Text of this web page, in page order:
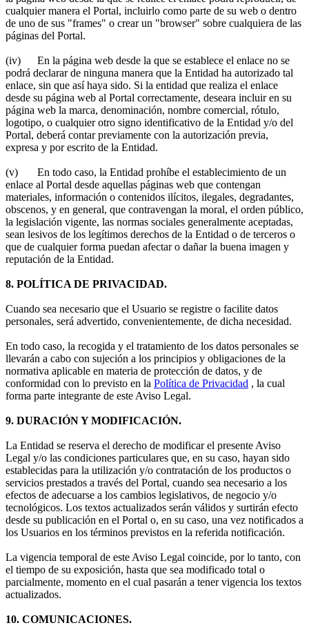
cualquier manera el Portal, incluirlo como parte de su web o dentro
de uno de sus "frames" o crear un "browser" sobre cualquiera de las
páginas del Portal.
(iv) En la página web desde la que se establece el enlace no se
podrá declarar de ninguna manera que la Entidad ha autorizado tal
enlace, sin que así haya sido. Si la entidad que realiza el enlace
desde su página web al Portal correctamente, deseara incluir en su
página web la marca, denominación, nombre comercial, rótulo,
logotipo, o cualquier otro signo identificativo de la Entidad y/o del
Portal, deberá contar previamente con la autorización previa,
expresa y por escrito de la Entidad.
(v) En todo caso, la Entidad prohíbe el establecimiento de un
enlace al Portal desde aquellas páginas web que contengan
materiales, información o contenidos ilícitos, ilegales, degradantes,
obscenos, y en general, que contravengan la moral, el orden público,
la legislación vigente, las normas sociales generalmente aceptadas,
sean lesivos de los legítimos derechos de la Entidad o de terceros o
que de cualquier forma puedan afectar o dañar la buena imagen y
reputación de la Entidad.
8. POLÍTICA DE PRIVACIDAD.
Cuando sea necesario que el Usuario se registre o facilite datos
personales, será advertido, convenientemente, de dicha necesidad.
En todo caso, la recogida y el tratamiento de los datos personales se
llevarán a cabo con sujeción a los principios y obligaciones de la
normativa aplicable en materia de protección de datos, y de
conformidad con lo previsto en la Política de Privacidad , la cual
forma parte integrante de este Aviso Legal.
9. DURACIÓN Y MODIFICACIÓN.
La Entidad se reserva el derecho de modificar el presente Aviso
Legal y/o las condiciones particulares que, en su caso, hayan sido
establecidas para la utilización y/o contratación de los productos o
servicios prestados a través del Portal, cuando sea necesario a los
efectos de adecuarse a los cambios legislativos, de negocio y/o
tecnológicos. Los textos actualizados serán válidos y surtirán efecto
desde su publicación en el Portal o, en su caso, una vez notificados a
los Usuarios en los términos previstos en la referida notificación.
La vigencia temporal de este Aviso Legal coincide, por lo tanto, con
el tiempo de su exposición, hasta que sea modificado total o
parcialmente, momento en el cual pasarán a tener vigencia los textos
actualizados.
10. COMUNICACIONES.